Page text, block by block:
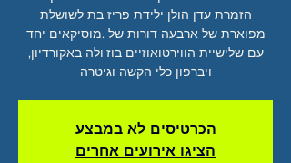
הזמרת עדן הולן ילידת פריז בת לשושלת
מפוארת של ארבעה דורות של .מוסיקאים יחד
עם שלישיית הווירטואוזיים בוז'ולה באקורדיון,
ויברפון כלי הקשה וגיטרה
הכרטיסים לא במבצע
הציגו אירועים אחרים